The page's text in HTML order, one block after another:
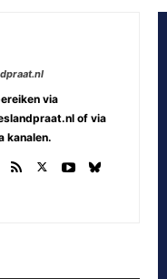
via
of via
kanalen.